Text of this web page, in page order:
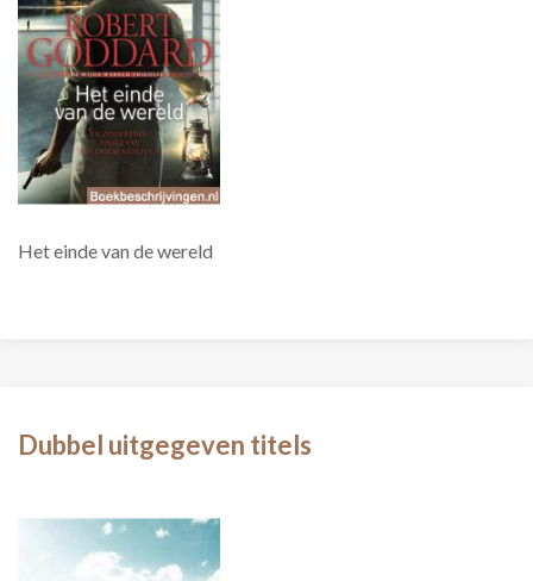
Het einde van de wereld
Dubbel uitgegeven titels